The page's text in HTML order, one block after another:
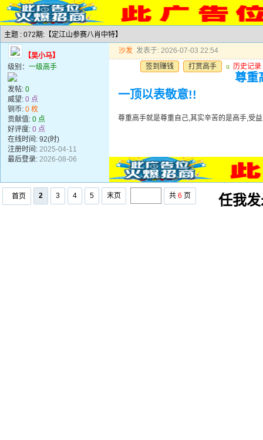
主题 : 072期:【定江山参赛八肖中特】
【吴小马】
级别： 一级高手
发帖: 0
威望: 0 点
铜币: 0 枚
贡献值: 0 点
好评度: 0 点
在线时间: 92(时)
注册时间: 2025-04-11
最后登录: 2026-08-06
沙发 发表于: 2026-07-03 22:54
签到赚钱
打赏高手 u 历史记录
尊重
一顶以表敬意!!
尊重高手就是尊重自己,其实辛苦的是高手,受
首页 2 3 4 5 末页 共 6 页 任我发